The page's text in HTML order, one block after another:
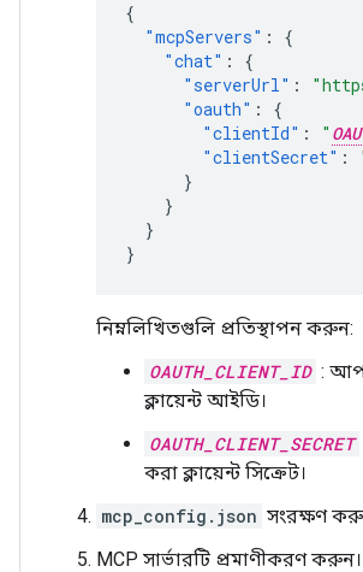
{
"mcpServers" :
{
"chat" :
{
"serverUrl" :
"oauth" :
{
"clientId" : "
"clientSecret" :
}
}
}
}
নিম্নলিখিতগুলি প্রতিস্থাপন করুন:
OAUTH_CLIENT_ID :
ক্লায়েন্ট আইডি।
OAUTH_CLIENT_SECRET
করা ক্লায়েন্ট সিক্রেট।
mcp_config.json সংরক্ষণ
MCP সার্ভারটি প্রমাণীকরণ